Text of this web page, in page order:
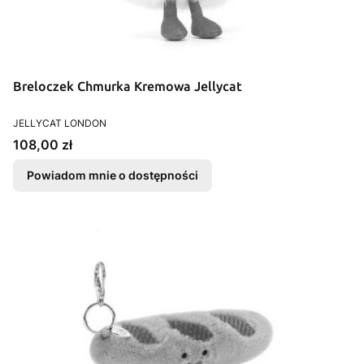
Breloczek Chmurka Kremowa Jellycat
PRODUCENT
JELLYCAT LONDON
Cena
108,00 zł
Powiadom mnie o dostępności